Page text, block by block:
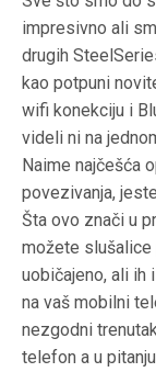
impresivno ali
drugih
kao potpuni
wifi konekciju i
videli ni na
Naime najčešća
povezivanja,
Šta ovo znači u
možete slušalice
uobičajeno, ali
na vaš mobilni
nezgodni
telefon a u